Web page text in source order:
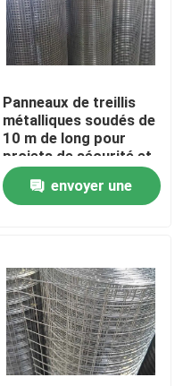
Panneaux de treillis
métalliques soudés de
10 m de long pour
projets de sécurité et
de construction
envoyer une